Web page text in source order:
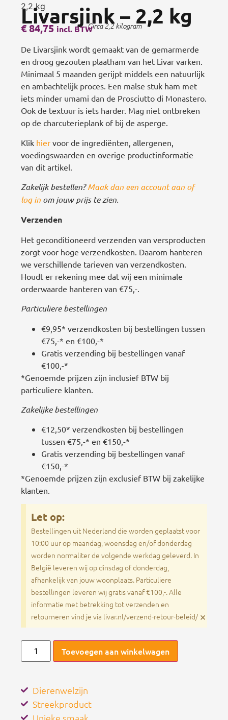
2,2 kg
Livarsjink – 2,2 kg
Circa 2,2 kilogram
€84,75 incl. BTW
De Livarsjink wordt gemaakt van de gemarmerde
en droog gezouten plaatham van het Livar varken.
Minimaal 5 maanden gerijpt middels een natuurlijk
en ambachtelijk proces. Een malse stuk ham met
iets minder umami dan de Prosciutto di Monastero.
Ook de textuur is iets harder. Mag niet ontbreken
op de charcuterieplank of bij de asperge.
Klik hier voor de ingrediënten, allergenen,
voedingswaarden en overige productinformatie
van dit artikel.
Zakelijk bestellen?Maak dan een account aan of
log in om jouw prijs te zien.
Verzenden
Het geconditioneerd verzenden van versproducten
zorgt voor hoge verzendkosten. Daarom hanteren
we verschillende tarieven van verzendkosten.
Houdt er rekening mee dat wij een minimale
orderwaarde hanteren van €75,-.
Particuliere bestellingen
€9,95* verzendkosten bij bestellingen tussen
€75,-* en €100,-*
Gratis verzending bij bestellingen vanaf
€100,-*
*Genoemde prijzen zijn inclusief BTW bij
particuliere klanten.
Zakelijke bestellingen
€12,50* verzendkosten bij bestellingen
tussen €75,-* en €150,-*
Gratis verzending bij bestellingen vanaf
€150,-*
*Genoemde prijzen zijn exclusief BTW bij zakelijke
klanten.
Let op:
Bestellingen uit Nederland die worden geplaatst voor
10:00 uur op maandag, woensdag en/of donderdag
worden normaliter de volgende werkdag geleverd. In
België leveren wij op dinsdag of donderdag,
afhankelijk van jouw woonplaats. Particuliere
bestellingen leveren wij gratis vanaf €100,-. Alle
informatie met betrekking tot verzenden en
retourneren vind je via livar.nl/verzend-retour-beleid/ ×
Toevoegen aan winkelwagen
Dierenwelzijn
Streekproduct
Unieke smaak